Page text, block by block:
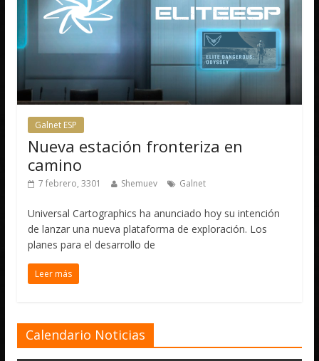
Galnet ESP
Nueva estación fronteriza en
camino
7 febrero, 3301 Shemuev Galnet
Universal Cartographics ha anunciado hoy su intención
de lanzar una nueva plataforma de exploración. Los
planes para el desarrollo de
Leer más
Calendario Noticias